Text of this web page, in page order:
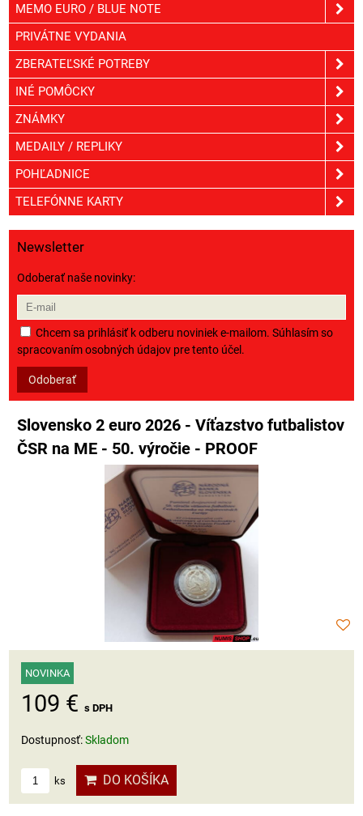
MEMO EURO / BLUE NOTE
PRIVÁTNE VYDANIA
ZBERATEĽSKÉ POTREBY
INÉ POMÔCKY
ZNÁMKY
MEDAILY / REPLIKY
POHĽADNICE
TELEFÓNNE KARTY
Newsletter
Odoberať naše novinky:
Chcem sa prihlásiť k odberu noviniek e-mailom. Súhlasím so
spracovaním osobných údajov pre tento účel.
Odoberať
Slovensko 2 euro 2026 - Víťazstvo futbalistov
ČSR na ME - 50. výročie - PROOF
NOVINKA
109 € s DPH
Dostupnosť:Skladom
ks DO KOŠÍKA